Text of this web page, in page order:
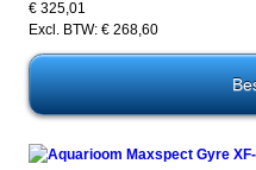
€ 325,01
Excl. BTW: € 268,60